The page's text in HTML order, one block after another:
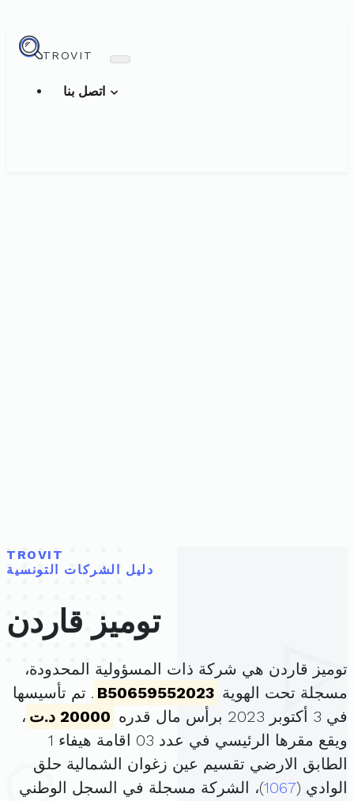
TROVIT
TROVIT
دليل الشركات التونسية
توميز قاردن
توميز قاردن هي شركة ذات المسؤولية المحدودة،
مسجلة تحت الهوية B50659552023 . تم تأسيسها
في 3 أكتوبر 2023 برأس مال قدره
20000 د.ت
،
ويقع مقرها الرئيسي في عدد 03 اقامة هيفاء 1
الطابق الارضي تقسيم عين زغوان الشمالية حلق
الوادي (1067)، الشركة مسجلة في السجل الوطني